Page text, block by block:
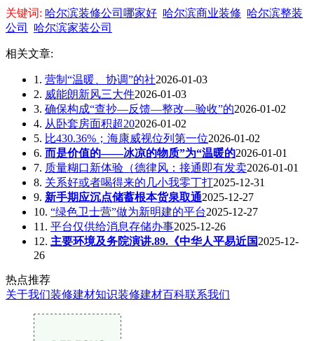
关键词: 哈尔滨装修公司哪家好 哈尔滨商业装修 哈尔滨整装
公司
哈尔滨家装公司
相关文章:
1. 营制“温暖、协调”的社2026-01-03
2. 威能朗新风三大件2026-01-03
3. 确保构成“查抄—反馈—整改—验收”的2026-01-02
4. 从卧套房面积超202026-01-02
5. 比430.36%；海康威视位列第一位2026-01-02
6. 而是价值的——冰凉的物质”为“温暖的2026-01-01
7. 质量糊口新体验（德律风：接通即有发卖2026-01-01
8. 关系好或者喝得来的几小我零丁打2025-12-31
9. 新手期应沉点储蓄根本货泉取通2025-12-27
10. “绿色卫士营”做为新明建的平台2025-12-27
11. 平台仅供给消息存储办事2025-12-26
12. 主要环境及务院演讲.89.《中华人平易近国2025-12-
26
热点推荐
关于我们装修建材知识装修建材百科联系我们